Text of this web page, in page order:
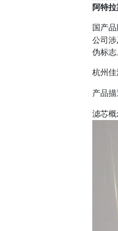
阿特
国产
公司
伪标
杭州
产品
滤芯